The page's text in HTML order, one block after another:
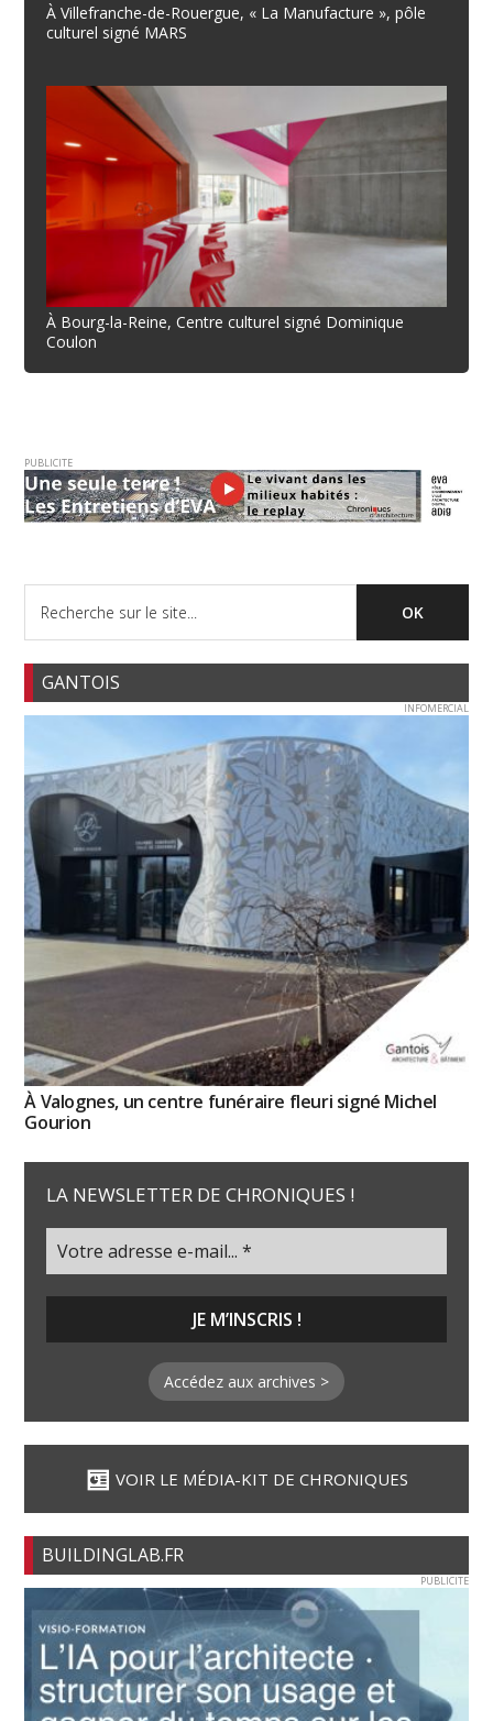
À Villefranche-de-Rouergue, « La Manufacture », pôle
culturel signé MARS
À Bourg-la-Reine, Centre culturel signé Dominique
Coulon
PUBLICITE
GANTOIS
INFOMERCIAL
À Valognes, un centre funéraire fleuri signé Michel
Gourion
LA NEWSLETTER DE CHRONIQUES !
Accédez aux archives >
VOIR LE MÉDIA-KIT DE CHRONIQUES
BUILDINGLAB.FR
PUBLICITE